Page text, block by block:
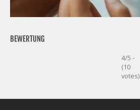
BEWERTUNG
4/5 -
(10
votes)